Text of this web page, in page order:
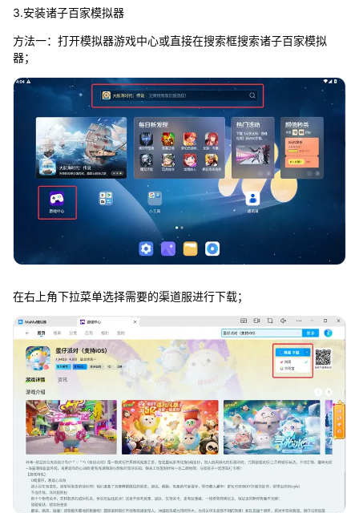
3.安装诸子百家模拟器
方法一：打开模拟器游戏中心或直接在搜索框搜索诸子百家模拟
器；
在右上角下拉菜单选择需要的渠道服进行下载；